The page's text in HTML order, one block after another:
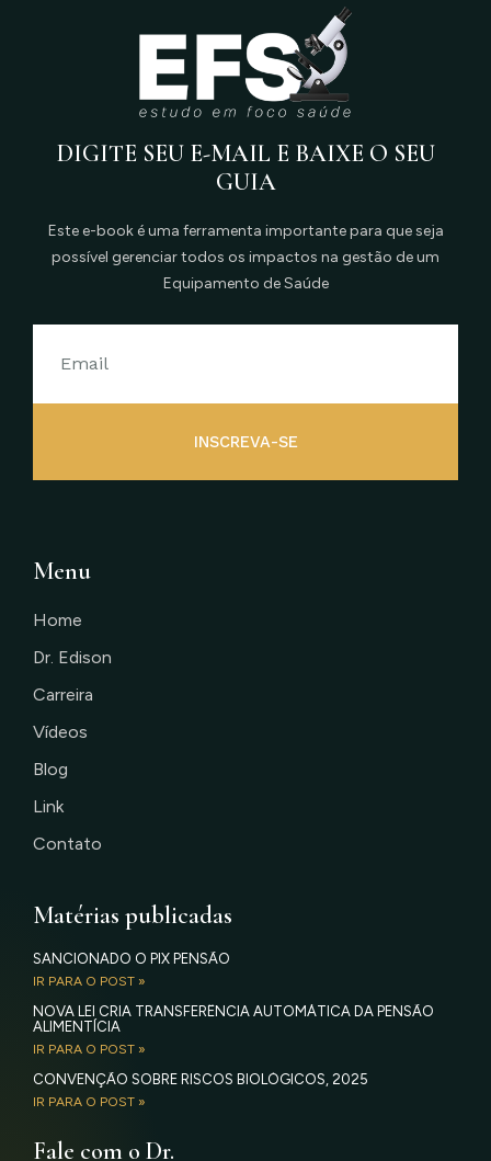
DIGITE SEU E-MAIL E BAIXE O SEU
GUIA
Este e-book é uma ferramenta importante para que seja
possível gerenciar todos os impactos na gestão de um
Equipamento de Saúde
INSCREVA-SE
Menu
Home
Dr. Edison
Carreira
Vídeos
Blog
Link
Contato
Matérias publicadas
SANCIONADO O PIX PENSÃO
IR PARA O POST »
NOVA LEI CRIA TRANSFERÊNCIA AUTOMÁTICA DA PENSÃO
ALIMENTÍCIA
IR PARA O POST »
CONVENÇÃO SOBRE RISCOS BIOLÓGICOS, 2025
IR PARA O POST »
Fale com o Dr.